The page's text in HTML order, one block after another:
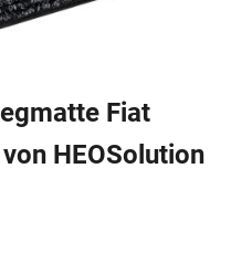
Fiat
HEOSolution